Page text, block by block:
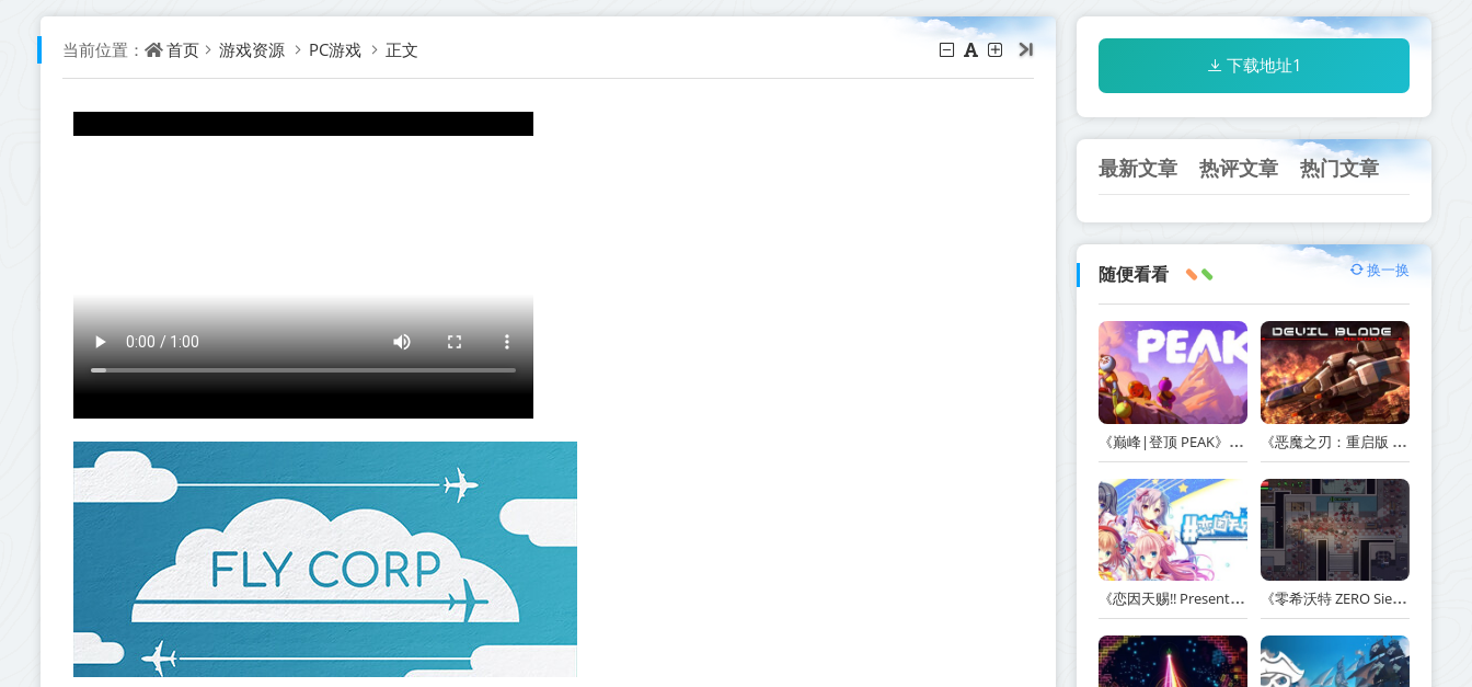
当前位置： 首页 游戏资源 PC游戏 正文
下载地址1
最新文章 热评文章 热门文章
随便看看 换一换
《巅峰|登顶 PEAK》v1.47.a【单机+联机】丨中文版网盘下载 《恶魔之刃：重启版 DEVIL BLADE REBOOT》v1.2.4-免安装中文版丨中文版网盘下载
《恋因天赐!! Present From Angel Template!! An Angel's Gift》Build.23930554-免安装中文版丨中文版网盘下载 《零希沃特 ZERO Sievert》v1.2.59-免安装中文版丨中文版网盘下载